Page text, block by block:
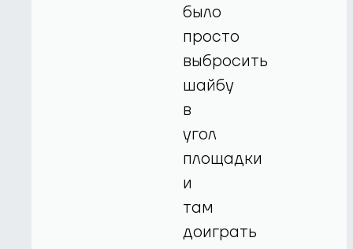
было
просто
выбросить
шайбу
в
угол
площадки
и
там
доиграть